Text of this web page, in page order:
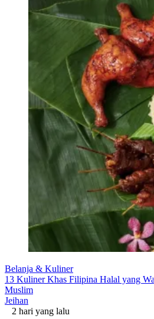
Belanja & Kuliner
13 Kuliner Khas Filipina Halal yang
Muslim
Jeihan
2 hari yang lalu